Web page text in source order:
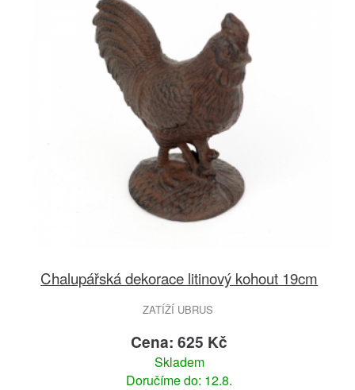
Chalupářská dekorace litinový kohout 19cm
ZATÍŽÍ UBRUS
Cena: 625 Kč
Skladem
Doručíme do: 12.8.